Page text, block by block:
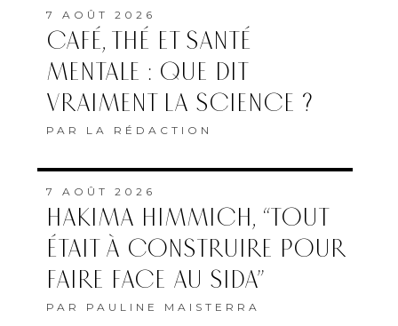
7 AOÛT 2026
CAFÉ, THÉ ET SANTÉ
MENTALE : QUE DIT
VRAIMENT LA SCIENCE ?
PAR LA RÉDACTION
7 AOÛT 2026
HAKIMA HIMMICH, “TOUT
ÉTAIT À CONSTRUIRE POUR
FAIRE FACE AU SIDA”
PAR PAULINE MAISTERRA